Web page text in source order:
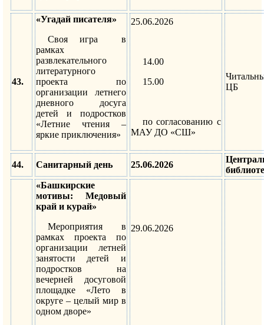
43.
«Угадай писателя»
Своя игра в
рамках
развлекательного
литературного
проекта по
организации летнего
дневного досуга
детей и подростков
«Летние чтения –
яркие приключения»
25.06.2026
14.00
15.00
по согласованию с
МАУ ДО «СШ»
ЦБ
44. Санитарный день 25.06.2026
«Башкирские
мотивы: Медовый
край и курай»
Мероприятия в
рамках проекта по
организации летней
занятости детей и
подростков на
вечерней досуговой
площадке «Лето в
округе – целый мир в
одном дворе»
29.06.2026